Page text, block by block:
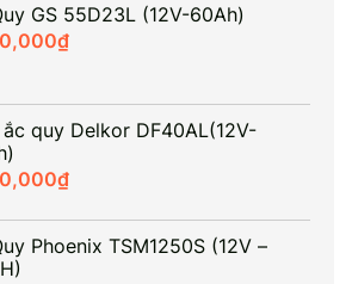
GS 55D23L (12V-60Ah)
₫
ắc quy Delkor DF40AL(12V-
₫
Phoenix TSM1250S (12V –